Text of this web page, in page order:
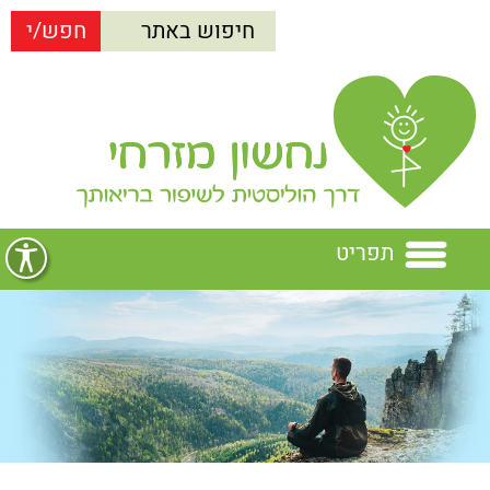
תפריט
בית
נחשון מזרחי
נחשון מזרחיהרצאות